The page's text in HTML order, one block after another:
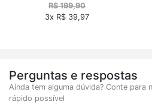
R$ 199,90
3x R$ 39,97
Perguntas e respostas
Ainda tem alguma dúvida? Conte para
rápido possível